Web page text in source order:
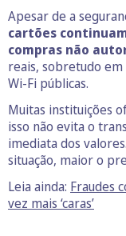
Apesar de a
cartões
compras não
reais, sobretudo em
Wi-Fi públicas.
Muitas instituições
isso não evita o
imediata dos
situação, maior o
Leia ainda: Fraudes
vez mais ‘caras’